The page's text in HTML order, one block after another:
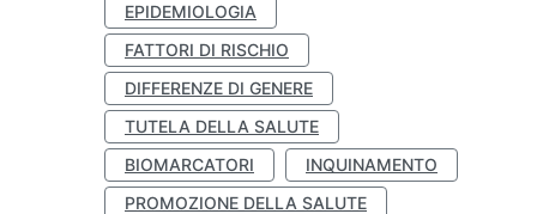
EPIDEMIOLOGIA
FATTORI DI RISCHIO
DIFFERENZE DI GENERE
TUTELA DELLA SALUTE
BIOMARCATORI
INQUINAMENTO
PROMOZIONE DELLA SALUTE